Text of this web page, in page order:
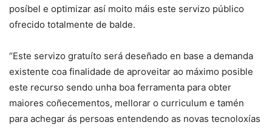
posíbel e optimizar así moito máis este servizo público
ofrecido totalmente de balde.
“Este servizo gratuíto será deseñado en base a demanda
existente coa finalidade de aproveitar ao máximo posible
este recurso sendo unha boa ferramenta para obter
maiores coñecementos, mellorar o curriculum e tamén
para achegar ás persoas entendendo as novas tecnoloxías